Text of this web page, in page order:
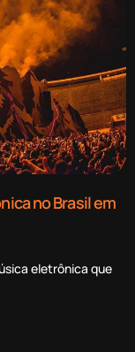
no Brasil em
eletrônica que